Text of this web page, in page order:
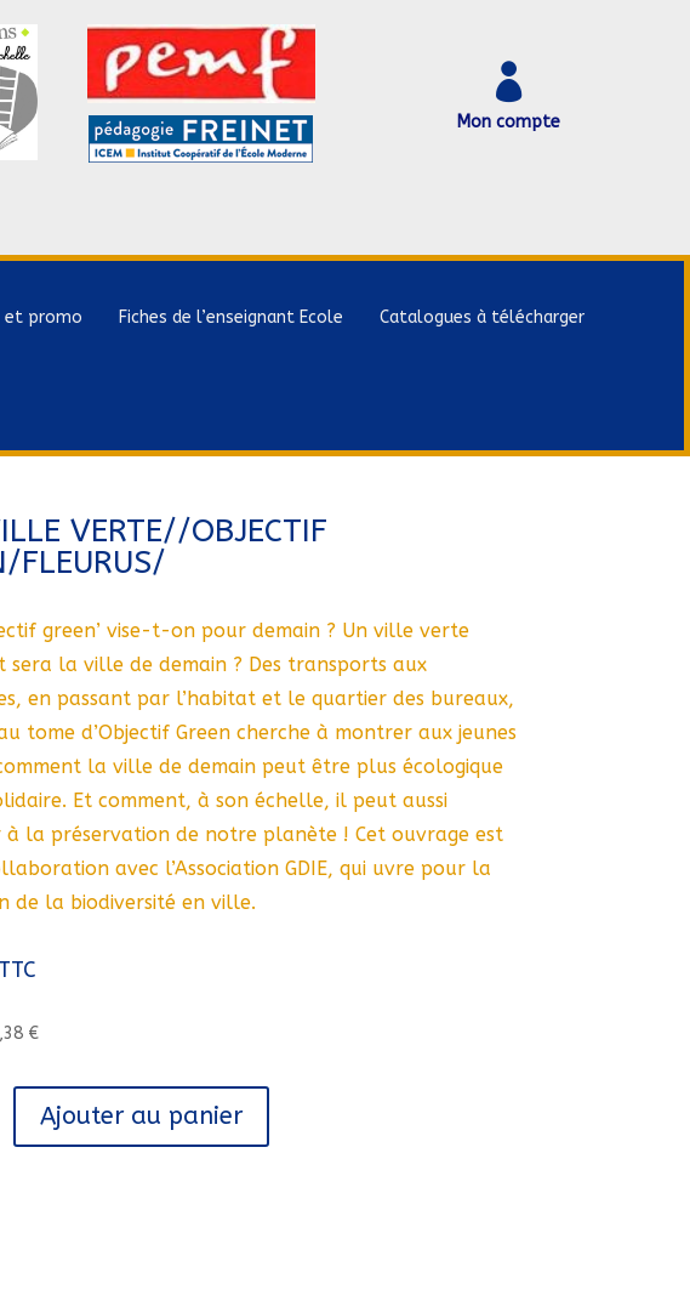

Mon compte
promo Fiches de l’enseignant Ecole Catalogues à télécharger
VERTE//OBJECTIF
FLEURUS/
green’ vise-t-on pour demain ? Un ville verte
sera la ville de demain ? Des transports aux
en passant par l’habitat et le quartier des bureaux,
tome d’Objectif Green cherche à montrer aux jeunes
la ville de demain peut être plus écologique
Et comment, à son échelle, il peut aussi
à la préservation de notre planète ! Cet ouvrage est
avec l’Association GDIE, qui uvre pour la
de la biodiversité en ville.
TTC
€
Ajouter au panier